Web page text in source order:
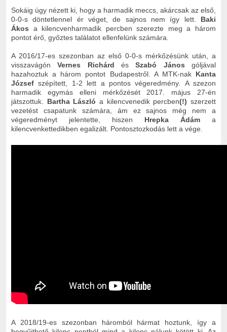
Sokáig úgy nézett ki, hogy a harmadik meccs, akárcsak az első,
0-0-s döntetlennel ér véget, de sajnos nem így lett.
Baki
Ákos a kilencvenharmadik percben szerezte meg a három
pontot érő, győztes találatot ellenfelünk számára.
A 2016/17-es szezonban az első 0-0-s mérkőzésünk után, a
visszavágón
Vernes Richárd ésSzabó János góljával
hazahoztuk a három pontot Budapestről. A MTK-nak Kanta
József szépített, 1-2 lett a pontos végeredmény.
A szezon
harmadik egymás elleni mérkőzését 2017. május 27-én
játszottuk. Bartha László a kilencvenedik percben(!) szerzett
vezetést csapatunk számára, ám ez sajnos még nem a
végeredményt jelentette, hiszen Hrepka Ádám a
kilencvenkettedikben egalizált. Pontosztozkodás lett a vége.
A 2018/19-es szezonban háromból hármat hoztunk, így a